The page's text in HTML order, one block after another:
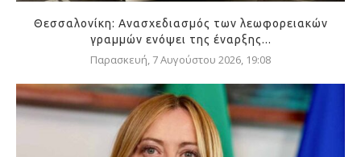
Θεσσαλονίκη: Ανασχεδιασμός των λεωφορειακών
γραμμών ενόψει της έναρξης...
Παρασκευή, 7 Αυγούστου 2026, 19:08